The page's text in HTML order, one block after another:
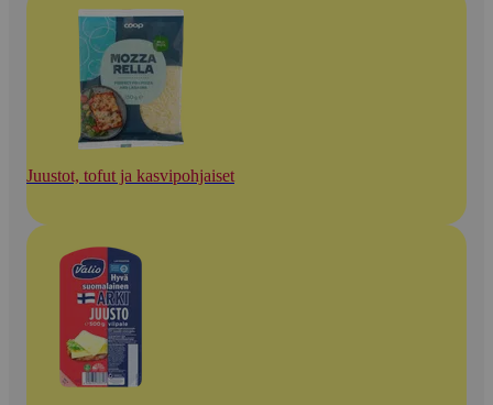
Juustot, tofut ja kasvipohjaiset